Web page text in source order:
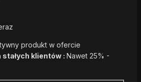
produkt w ofercie
stałych klientów : Nawet 25% -